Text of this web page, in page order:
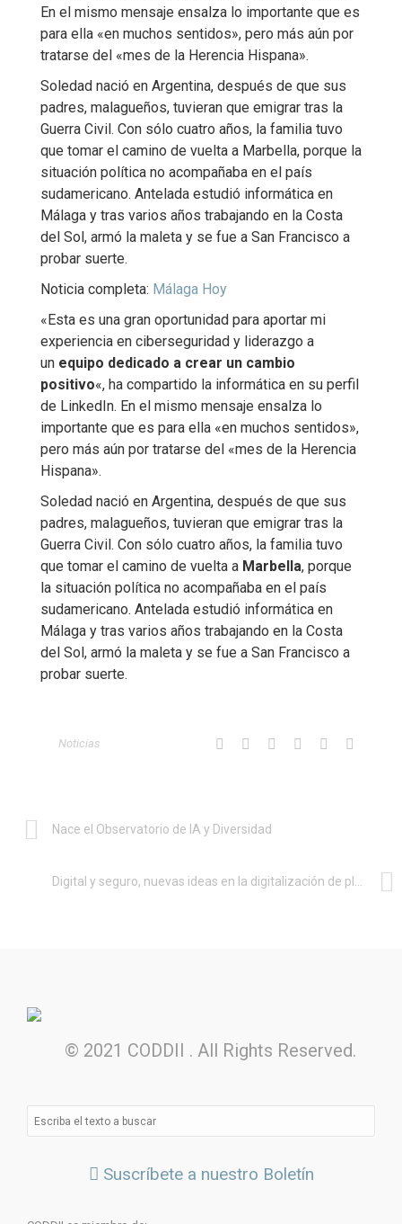
En el mismo mensaje ensalza lo importante que es
para ella «en muchos sentidos», pero más aún por
tratarse del «mes de la Herencia Hispana».
Soledad nació en Argentina, después de que sus
padres, malagueños, tuvieran que emigrar tras la
Guerra Civil. Con sólo cuatro años, la familia tuvo
que tomar el camino de vuelta a Marbella, porque la
situación política no acompañaba en el país
sudamericano. Antelada estudió informática en
Málaga y tras varios años trabajando en la Costa
del Sol, armó la maleta y se fue a San Francisco a
probar suerte.
Noticia completa: Málaga Hoy
«Esta es una gran oportunidad para aportar mi
experiencia en ciberseguridad y liderazgo a
un equipo dedicado a crear un cambio
positivo«, ha compartido la informática en su perfil
de LinkedIn. En el mismo mensaje ensalza lo
importante que es para ella «en muchos sentidos»,
pero más aún por tratarse del «mes de la Herencia
Hispana».
Soledad nació en Argentina, después de que sus
padres, malagueños, tuvieran que emigrar tras la
Guerra Civil. Con sólo cuatro años, la familia tuvo
que tomar el camino de vuelta a Marbella, porque
la situación política no acompañaba en el país
sudamericano. Antelada estudió informática en
Málaga y tras varios años trabajando en la Costa
del Sol, armó la maleta y se fue a San Francisco a
probar suerte.
Noticias
Nace el Observatorio de IA y Diversidad
© 2021 CODDII . All Rights Reserved.
Suscríbete a nuestro Boletín